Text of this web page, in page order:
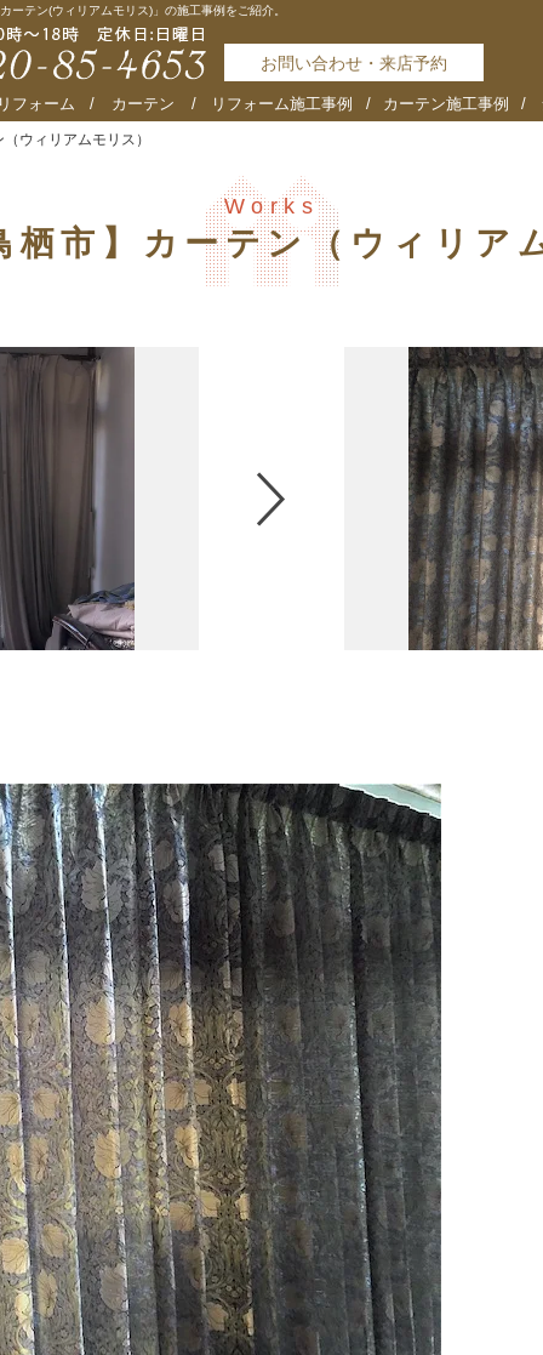
テン(ウィリアムモリス)」の施工事例をご紹介。
お問い合わせ・来店予約
フォーム カーテン リフォーム施工事例 カーテン施工事例
ウィリアムモリス）
Works
栖市】カーテン（ウィリア